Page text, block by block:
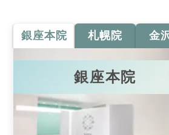
銀座本院 札幌院 金
銀座本院